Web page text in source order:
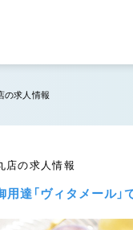
の求人情報
店の求人情報
用達「ヴィタメール